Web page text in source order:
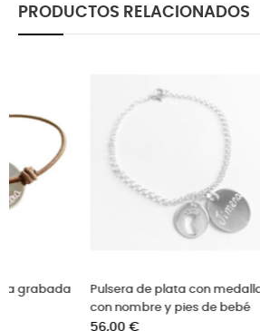
PRODUCTOS RELACIONADOS
Pulsera personalizada para la
abuela 2 medallas
de